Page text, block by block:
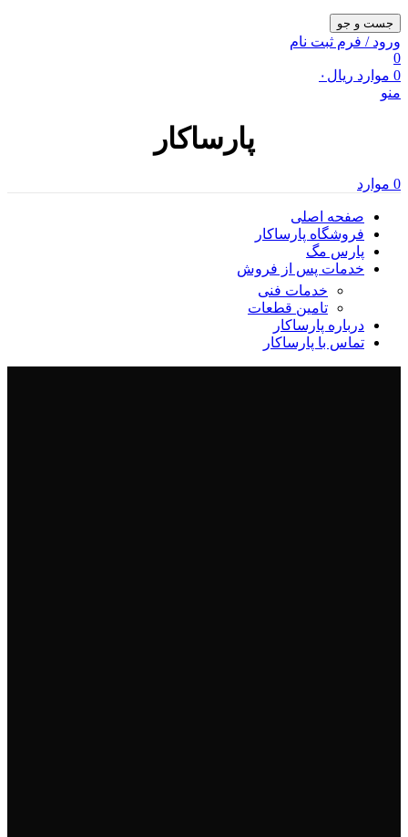
جست و جو
ورود / فرم ثبت نام
0
0 موارد ریال ۰
منو
پارساکار
0 موارد
صفحه اصلی
فروشگاه پارساکار
پارس مگ
خدمات پس از فروش
خدمات فنی
تامین قطعات
درباره پارساکار
تماس با پارساکار